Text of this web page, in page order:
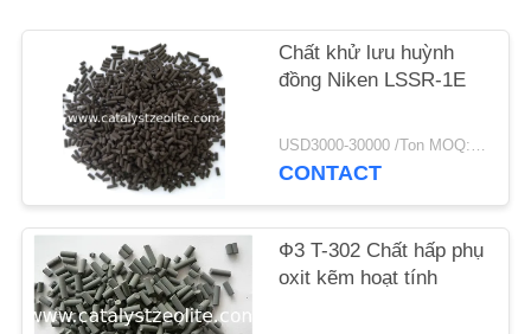
TÔI
TỨC
CÁC
TRƯỜNG
HỢP
Chất khử lưu huỳnh
đồng Niken LSSR-1E
USD3000-30000 /Ton MOQ:1 kg
CONTACT
Ф3 T-302 Chất hấp phụ
oxit kẽm hoạt tính